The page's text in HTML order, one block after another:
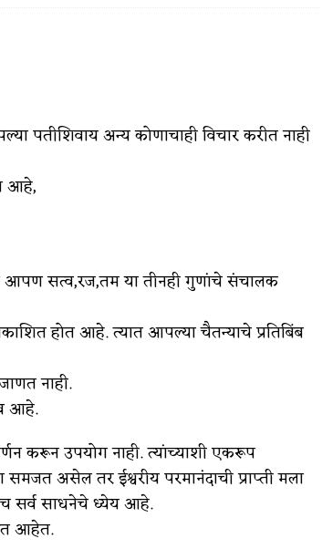
पतीशिवाय अन्य कोणाचाही विचार करीत नाही
आहे,
आपण सत्व,रज,तम या तीनही गुणांचे संचालक
होत आहे. त्यात आपल्या चैतन्याचे प्रतिबिंब
नाही.
आहे.
करून उपयोग नाही. त्यांच्याशी एकरूप
असेल तर ईश्वरीय परमानंदाची प्राप्ती मला
सर्व साधनेचे ध्येय आहे.
आहेत.